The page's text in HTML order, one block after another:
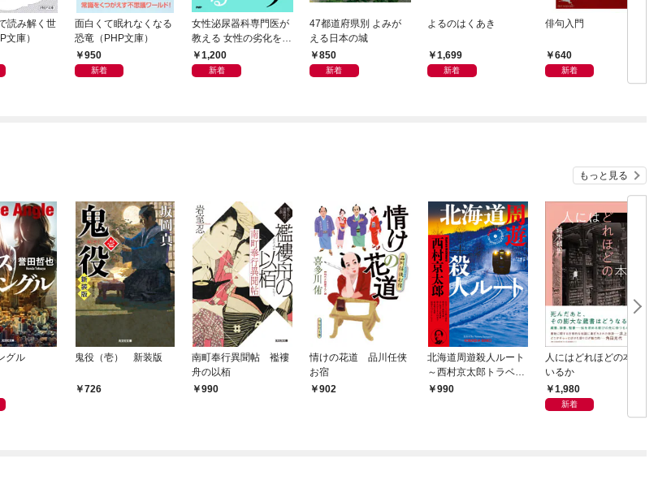
読み解く世
文庫）
面白くて眠れなくなる
恐竜（PHP文庫）
950
新着
女性泌尿器科専門医が
教える 女性の劣化をく
いとめる ちつのケア
1,200
新着
47都道府県別 よみが
える日本の城
850
新着
よるのはくあき
1,699
新着
俳句入門
640
新着
もっと見る
グル 鬼役（壱） 新装版
726
南町奉行異聞帖 襤褸
舟の以栢
990
情けの花道 品川任侠
お宿
902
北海道周遊殺人ルート
～西村京太郎トラベル
ミステリー・セレクシ
990
人にはどれほどの本が
いるか
1,980
新着